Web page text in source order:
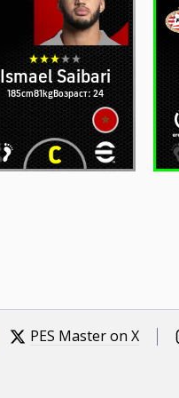
Ismael Saibari
185cm81kgВозраст: 24
PES Master on X